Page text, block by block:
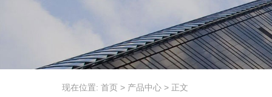
现在位置: 首页 > 产品中心 > 正文